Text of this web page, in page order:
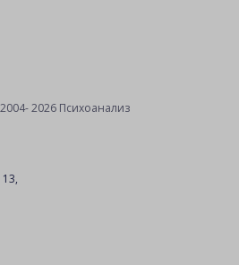
2026 Психоанализ